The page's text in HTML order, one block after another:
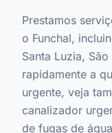
Prestamos
o Funchal,
Santa Luzia,
rapidamente a
urgente, veja
canalizador
de fugas de